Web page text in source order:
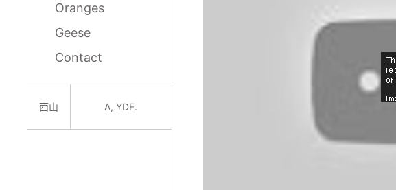
Oranges
Geese
Contact
西山 A, YDF.